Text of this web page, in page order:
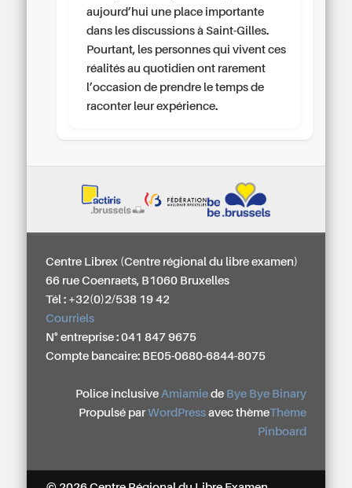
aujourd’hui une place importante
dans les discussions à Saint-Gilles.
Pourtant, les personnes qui vivent ces
réalités au quotidien ont rarement
l’occasion de prendre le temps de
raconter leur expérience.
Centre Librex (Centre régional du libre examen)
66 rue Coenraets, B1060 Bruxelles
Tél : +32(0)2/538 19 42
Courriels
N° entreprise : 041 847 9675
Compte bancaire: BE05-0680-6844-8075
Police inclusive Amiamiede Bye Bye Binary
Propulsé par WordPressavec thèmeThème
Pinboard